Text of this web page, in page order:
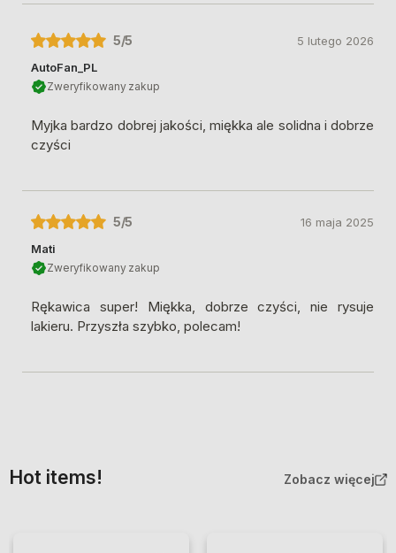
5/5
AutoFan_PL
Zweryfikowany zakup
Myjka bardzo dobrej jakości, miękka ale solidna i dobrze
czyści
5 lutego 2026
5/5
Mati
Zweryfikowany zakup
Rękawica super! Miękka, dobrze czyści, nie rysuje
lakieru. Przyszła szybko, polecam!
16 maja 2025
Hot items! Zobacz więcej